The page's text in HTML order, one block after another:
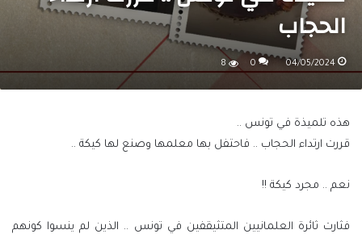
الحجاب
04/05/2024
0
8
هذه تلميذة في تونس ..
قررت ارتداء الحجاب .. فاحتفل بها معلمها وصنع لها كيكة ..
نعم .. مجرد كيكة !!
فثارت ثائرة العلمانيين المتثيقفين في تونس .. الذين لم ينسوا كونهم